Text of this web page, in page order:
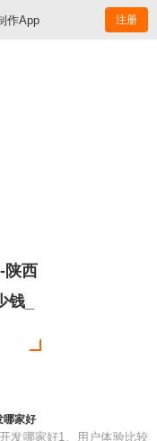
作App 注册
陕西
_
哪家好
发哪家好1、用户体验比较